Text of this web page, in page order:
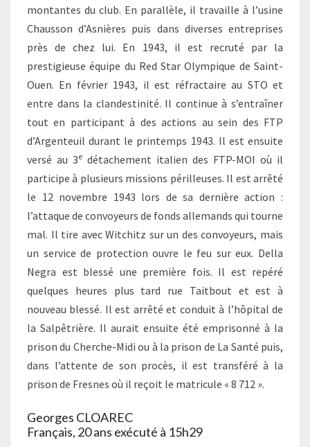
montantes du club. En parallèle, il travaille à l’usine
Chausson d’Asnières puis dans diverses entreprises
près de chez lui. En 1943, il est recruté par la
prestigieuse équipe du Red Star Olympique de Saint-
Ouen. En février 1943, il est réfractaire au STO et
entre dans la clandestinité. Il continue à s’entraîner
tout en participant à des actions au sein des FTP
d’Argenteuil durant le printemps 1943. Il est ensuite
versé au 3e détachement italien des FTP-MOI où il
participe à plusieurs missions périlleuses. Il est arrêté
le 12 novembre 1943 lors de sa dernière action :
l’attaque de convoyeurs de fonds allemands qui tourne
mal. Il tire avec Witchitz sur un des convoyeurs, mais
un service de protection ouvre le feu sur eux. Della
Negra est blessé une première fois. Il est repéré
quelques heures plus tard rue Taitbout et est à
nouveau blessé. Il est arrêté et conduit à l’hôpital de
la Salpêtrière. Il aurait ensuite été emprisonné à la
prison du Cherche-Midi ou à la prison de La Santé puis,
dans l’attente de son procès, il est transféré à la
prison de Fresnes où il reçoit le matricule « 8 712 ».
Georges CLOAREC
Français, 20 ans exécuté à 15h29